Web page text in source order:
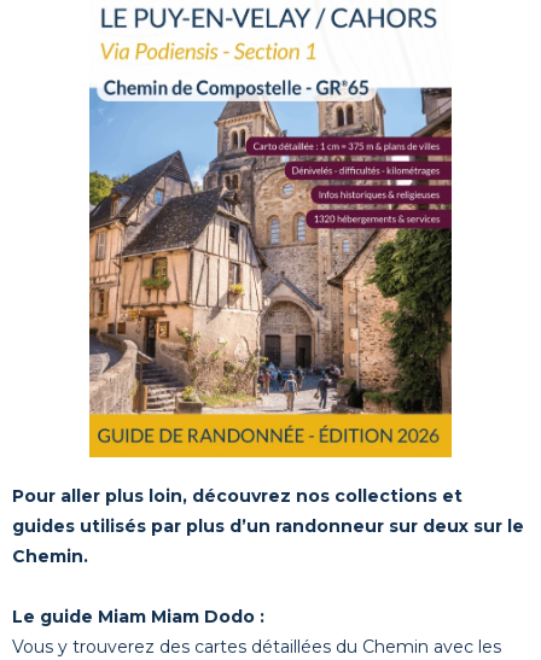
Pour aller plus loin, découvrez nos collections et
guides utilisés par plus d’un randonneur sur deux sur le
Chemin.
Le guide Miam Miam Dodo :
Vous y trouverez des cartes détaillées du Chemin avec les